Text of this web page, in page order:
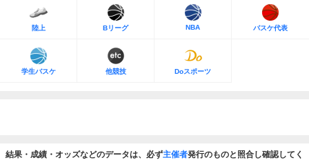
陸上 Bリーグ NBA バスケ代表
学生バスケ 他競技 Doスポーツ
結果・成績・オッズなどのデータは、必ず主催者発行のものと照合し確認してく